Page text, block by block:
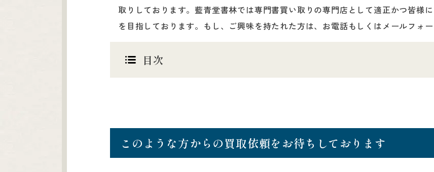
取りしております。藍青堂書林では専門書買い取りの専門店として適正かつ皆様
を目指しております。もし、ご興味を持たれた方は、お電話もしくはメールフォ
目次
このような方からの買取依頼をお待ちしております